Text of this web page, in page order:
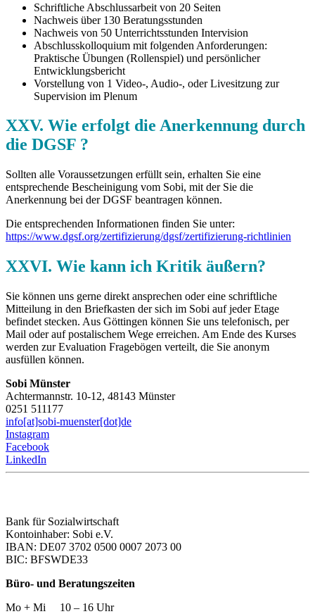
Schriftliche Abschlussarbeit von 20 Seiten
Nachweis über 130 Beratungsstunden
Nachweis von 50 Unterrichtsstunden Intervision
Abschlusskolloquium mit folgenden Anforderungen:
Praktische Übungen (Rollenspiel) und persönlicher
Entwicklungsbericht
Vorstellung von 1 Video-, Audio-, oder Livesitzung zur
Supervision im Plenum
XXV. Wie erfolgt die Anerkennung durch
die DGSF ?
Sollten alle Voraussetzungen erfüllt sein, erhalten Sie eine
entsprechende Bescheinigung vom Sobi, mit der Sie die
Anerkennung bei der DGSF beantragen können.
Die entsprechenden Informationen finden Sie unter:
https://www.dgsf.org/zertifizierung/dgsf/zertifizierung-richtlinien
XXVI. Wie kann ich Kritik äußern?
Sie können uns gerne direkt ansprechen oder eine schriftliche
Mitteilung in den Briefkasten der sich im Sobi auf jeder Etage
befindet stecken. Aus Göttingen können Sie uns telefonisch, per
Mail oder auf postalischem Wege erreichen. Am Ende des Kurses
werden zur Evaluation Fragebögen verteilt, die Sie anonym
ausfüllen können.
Sobi Münster
Achtermannstr. 10-12, 48143 Münster
0251 511177
info[at]sobi-muenster[dot]de
Instagram
Facebook
LinkedIn
Bank für Sozialwirtschaft
Kontoinhaber: Sobi e.V.
IBAN: DE07 3702 0500 0007 2073 00
BIC: BFSWDE33
Büro- und Beratungszeiten
Mo + Mi 10 – 16 Uhr